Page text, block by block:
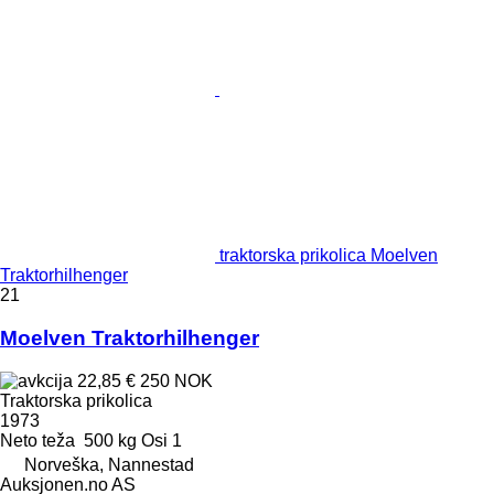
traktorska prikolica Moelven
Traktorhilhenger
21
Moelven Traktorhilhenger
22,85 € 250 NOK
Traktorska prikolica
1973
Neto teža 500 kg Osi 1
Norveška, Nannestad
Auksjonen.no AS